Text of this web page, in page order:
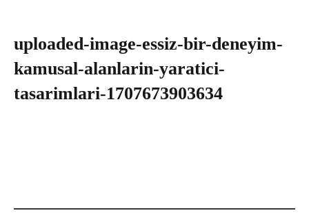
uploaded-image-essiz-bir-deneyim-
kamusal-alanlarin-yaratici-
tasarimlari-1707673903634